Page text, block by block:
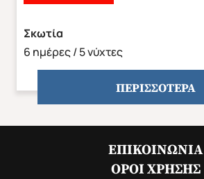
Σκωτία
6 ημέρες / 5 νύχτες
ΠΕΡΙΣΣΟΤΕΡΑ
ΕΠΙΚΟΙΝΩΝΊΑ
ΌΡΟΙ ΧΡΉΣΗΣ